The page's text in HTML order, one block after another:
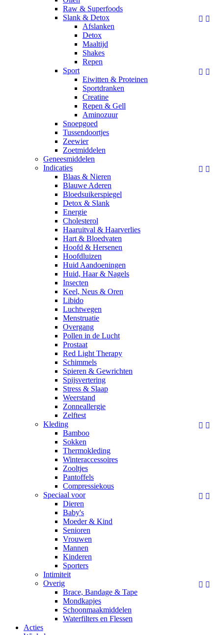
Raw & Superfoods
 
Slank & Detox
Afslanken
Detox
Maaltijd
Shakes
Repen
 
Sport
Eiwitten & Proteinen
Sportdranken
Creatine
Repen & Gell
Aminozuur
Snoepgoed
Tussendoortjes
Zeewier
Zoetmiddelen
Geneesmiddelen
 
Indicaties
Blaas & Nieren
Blauwe Aderen
Bloedsuikerspiegel
Detox & Slank
Energie
Cholesterol
Haaruitval & Haarverlies
Hart & Bloedvaten
Hoofd & Hersenen
Hoofdluizen
Huid Aandoeningen
Huid, Haar & Nagels
Insecten
Keel, Neus & Oren
Libido
Luchtwegen
Menstruatie
Overgang
Pollen in de Lucht
Prostaat
Red Light Therapy
Schimmels
Spieren & Gewrichten
Spijsvertering
Stress & Slaap
Weerstand
Zonneallergie
Zelftest
 
Kleding
Bamboo
Sokken
Thermokleding
Winteraccessoires
Zooltjes
Pantoffels
Compressiekous
 
Speciaal voor
Dieren
Baby's
Moeder & Kind
Senioren
Vrouwen
Mannen
Kinderen
Sporters
Intimiteit
 
Overig
Brace, Bandage & Tape
Mondkapjes
Schoonmaakmiddelen
Waterfilters en Flessen
Acties